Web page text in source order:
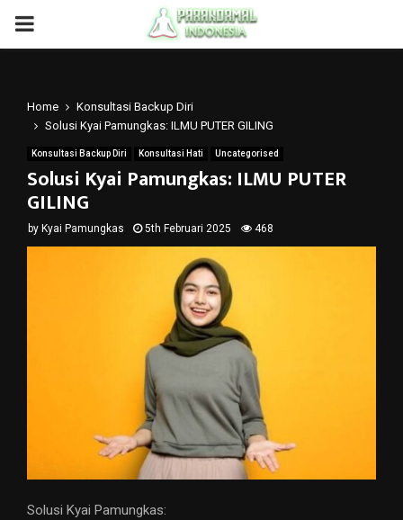
PRIMARY
Home
Konsultasi Backup Diri
Solusi Kyai Pamungkas: ILMU PUTER GILING
Konsultasi Backup Diri Konsultasi Hati Uncategorised
Solusi Kyai Pamungkas: ILMU PUTER
GILING
by Kyai Pamungkas 5th Februari 2025 468
Solusi Kyai Pamungkas: